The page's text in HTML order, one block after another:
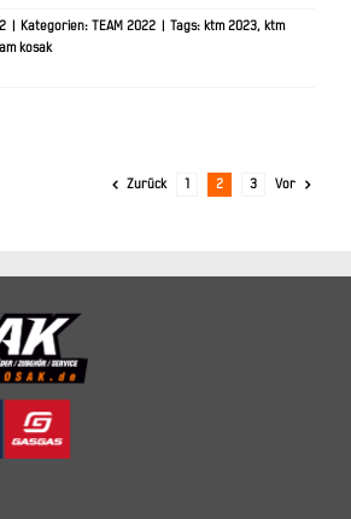
Kategorien: TEAM 2022 Tags: ktm 2023, ktm
kosak
Zurück 1 2 3 Vor